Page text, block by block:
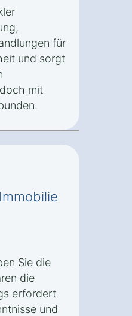
für
und sorgt
mit
Sie die
die
erfordert
und